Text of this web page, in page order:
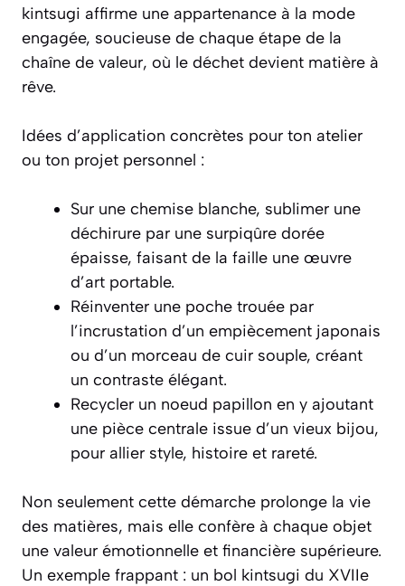
kintsugi affirme une appartenance à la mode
engagée, soucieuse de chaque étape de la
chaîne de valeur, où le déchet devient matière à
rêve.
Idées d’application concrètes pour ton atelier
ou ton projet personnel :
Sur une chemise blanche, sublimer une
déchirure par une surpiqûre dorée
épaisse, faisant de la faille une œuvre
d’art portable.
Réinventer une poche trouée par
l’incrustation d’un empiècement japonais
ou d’un morceau de cuir souple, créant
un contraste élégant.
Recycler un noeud papillon en y ajoutant
une pièce centrale issue d’un vieux bijou,
pour allier style, histoire et rareté.
Non seulement cette démarche prolonge la vie
des matières, mais elle confère à chaque objet
une valeur émotionnelle et financière supérieure.
Un exemple frappant : un bol kintsugi du XVIIe